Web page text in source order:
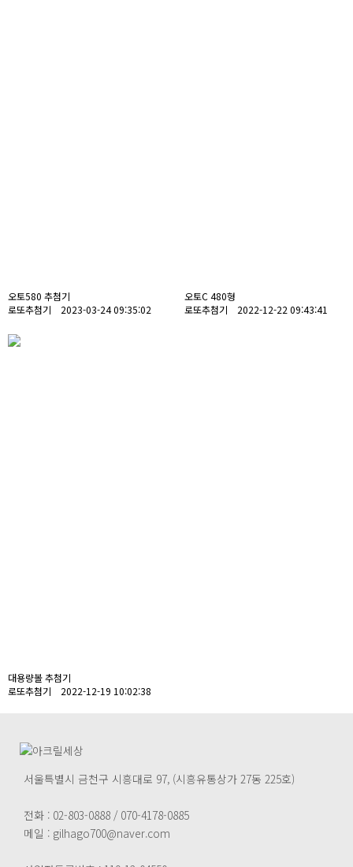
오토580 추첨기
로또추첨기 2023-03-24 09:35:02
오토C 480형
로또추첨기 2022-12-22 09:43:41
대용량볼 추첨기
로또추첨기 2022-12-19 10:02:38
서울특별시 금천구 시흥대로 97, (시흥유통상가 27동 225호)
전화 : 02-803-0888 / 070-4178-0885
메일 : gilhago700@naver.com